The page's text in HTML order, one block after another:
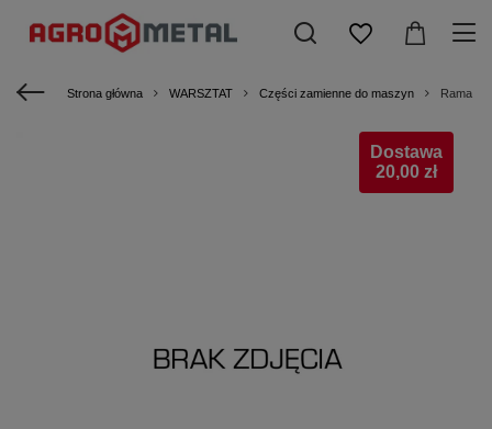
Strona główna WARSZTAT Części zamienne do maszyn Rama
Dostawa
20,00 zł